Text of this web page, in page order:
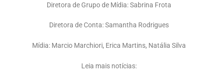
Diretora de Grupo de Mídia:Sabrina Frota
Diretora de Conta:Samantha Rodrigues
Mídia: Marcio Marchiori, Erica Martins, Natália Silva
Leia mais notícias: